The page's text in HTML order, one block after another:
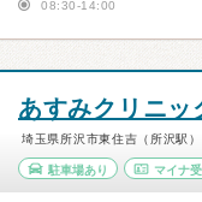
08:30-14:00
あすみクリニッ
埼玉県所沢市東住吉（所沢駅）
駐車場あり マイナ